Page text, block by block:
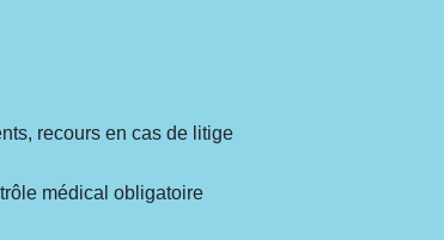
recours en cas de litige
médical obligatoire